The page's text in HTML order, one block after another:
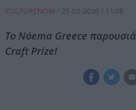
CULTURENOW / 25-02-2026 / 11:08
Το Nóema Greece
Craft Prize!